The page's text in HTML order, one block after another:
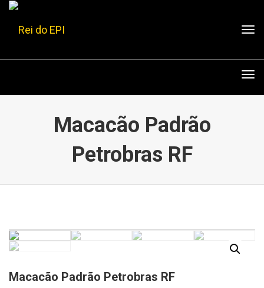
Macacão Padrão
Petrobras RF
Macacão Padrão Petrobras RF